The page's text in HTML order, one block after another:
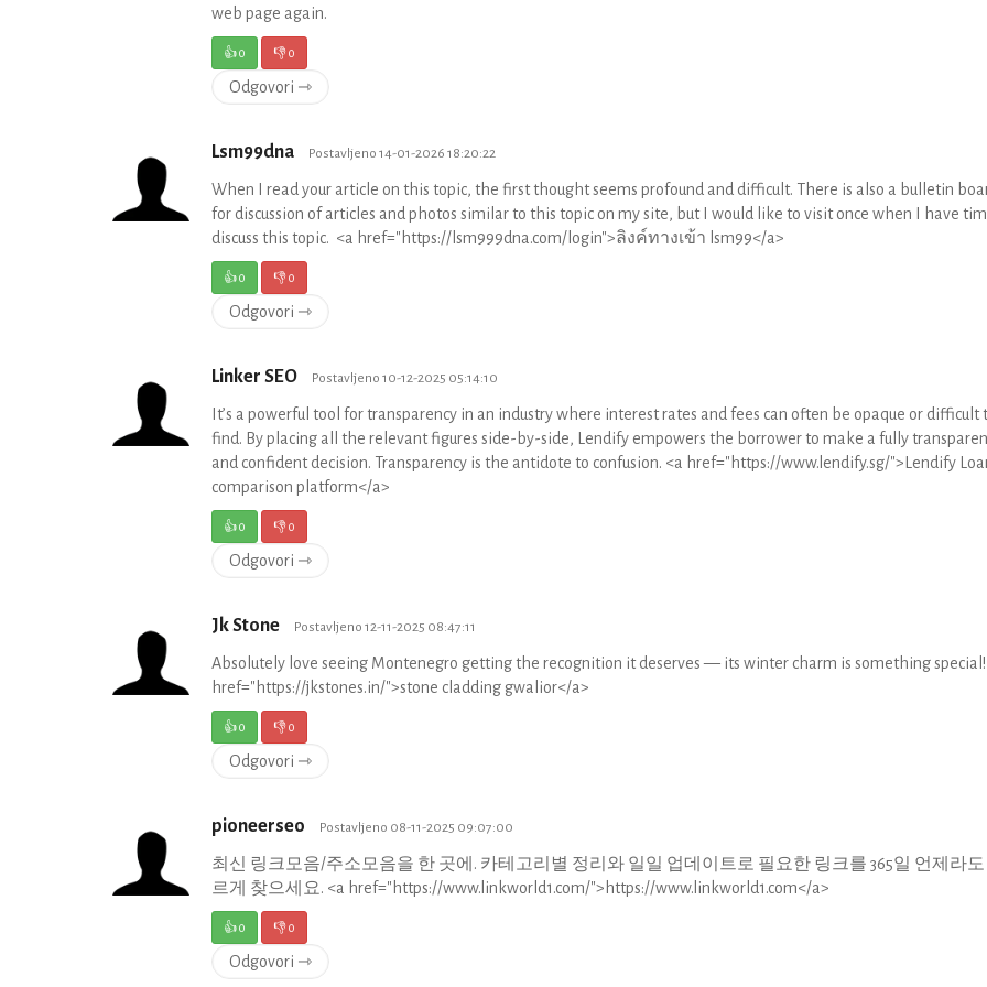
web page again.
👍0 👎0
Odgovori ⇾
Lsm99dna Postavljeno 14-01-2026 18:20:22
When I read your article on this topic, the first thought seems profound and difficult. There is also a bulletin
for discussion of articles and photos similar to this topic on my site, but I would like to visit once when I have
discuss this topic. <a href="https://lsm999dna.com/login">ลิงค์ทางเข้า lsm99</a>
👍0 👎0
Odgovori ⇾
Linker SEO Postavljeno 10-12-2025 05:14:10
It’s a powerful tool for transparency in an industry where interest rates and fees can often be opaque or difficult
find. By placing all the relevant figures side-by-side, Lendify empowers the borrower to make a fully
and confident decision. Transparency is the antidote to confusion. <a href="https://www.lendify.sg/">Lendify
comparison platform</a>
👍0 👎0
Odgovori ⇾
Jk Stone Postavljeno 12-11-2025 08:47:11
Absolutely love seeing Montenegro getting the recognition it deserves — its winter charm is something special!
href="https://jkstones.in/">stone cladding gwalior</a>
👍0 👎0
Odgovori ⇾
pioneerseo Postavljeno 08-11-2025 09:07:00
최신 링크모음/주소모음을 한 곳에. 카테고리별 정리와 일일 업데이트로 필요한 링크를 365일 언제라도
르게 찾으세요. <a href="https://www.linkworld1.com/">https://www.linkworld1.com</a>
👍0 👎0
Odgovori ⇾